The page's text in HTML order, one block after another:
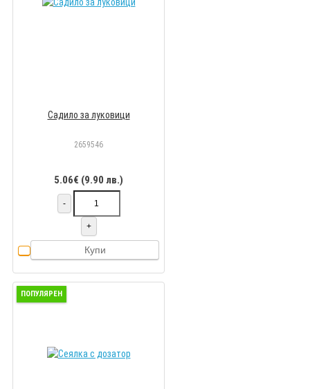
Садило за луковици
2659546
5.06€ (9.90 лв.)
-
+
Купи
ПОПУЛЯРЕН